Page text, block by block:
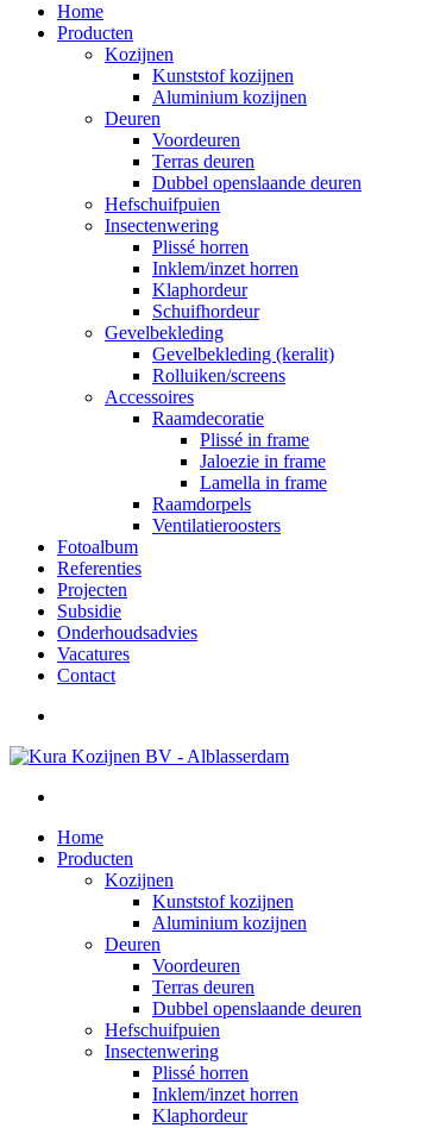
Home
Producten
Kozijnen
Kunststof kozijnen
Aluminium kozijnen
Deuren
Voordeuren
Terras deuren
Dubbel openslaande deuren
Hefschuifpuien
Insectenwering
Plissé horren
Inklem/inzet horren
Klaphordeur
Schuifhordeur
Gevelbekleding
Gevelbekleding (keralit)
Rolluiken/screens
Accessoires
Raamdecoratie
Plissé in frame
Jaloezie in frame
Lamella in frame
Raamdorpels
Ventilatieroosters
Fotoalbum
Referenties
Projecten
Subsidie
Onderhoudsadvies
Vacatures
Contact
Home
Producten
Kozijnen
Kunststof kozijnen
Aluminium kozijnen
Deuren
Voordeuren
Terras deuren
Dubbel openslaande deuren
Hefschuifpuien
Insectenwering
Plissé horren
Inklem/inzet horren
Klaphordeur